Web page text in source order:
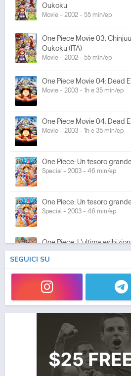
Oukoku
Movie - 2002 - 55 min/ep
One Piece Movie 03:
Oukoku (ITA)
Movie - 2002 - 55 min/ep
One Piece Movie 04: Dead
Movie - 2003 - 1h e 35 min/ep
One Piece Movie 04: Dead
Movie - 2003 - 1h e 35 min/ep
One Piece: Un tesoro
Special - 2003 - 46 min/ep
One Piece: Un tesoro
Special - 2003 - 46 min/ep
One Piece: L'ultima
Special - 2003 - 45 min/ep
One Piece: L'ultima esibizione
Special - 2003 - 45 min/ep
One Piece Movie 05:
Movie - 2004 - 1h e 35 min/ep
One Piece Movie 05:
Movie - 2004 - 1h e 35 min/ep
SEGUICI SU